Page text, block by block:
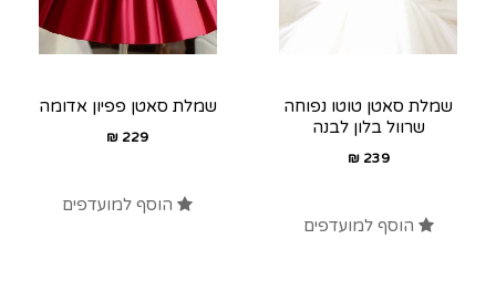
שמלת סאטן טוטו נפוחה
שרוול בלון לבנה
239
₪
הוסף למועדפים
שמלת סאטן פפיון אדומה
229
₪
הוסף למועדפים